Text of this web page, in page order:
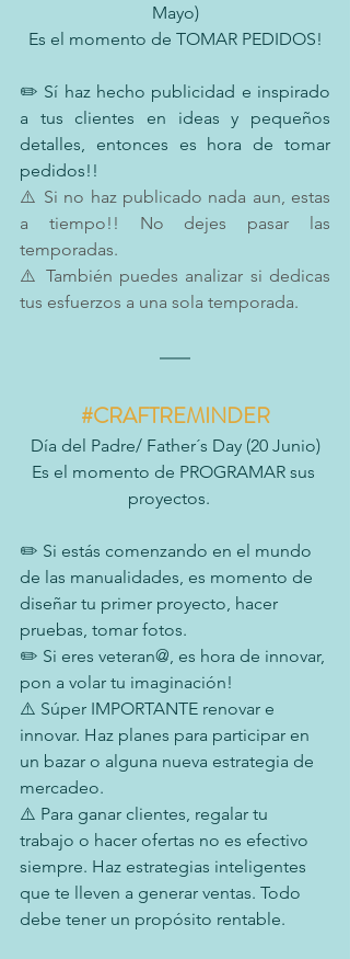
Mayo)
Es el momento de TOMAR PEDIDOS!
✏️ Sí haz hecho publicidad e inspirado
a tus clientes en ideas y pequeños
detalles, entonces es hora de tomar
pedidos!!
⚠️ Si no haz publicado nada aun, estas
a tiempo!! No dejes pasar las
temporadas.
⚠️ También puedes analizar si dedicas
tus esfuerzos a una sola temporada.
#CRAFTREMINDER
Día del Padre/ Father´s Day (20 Junio)
Es el momento de PROGRAMAR sus
proyectos.
✏️ Si estás comenzando en el mundo
de las manualidades, es momento de
diseñar tu primer proyecto, hacer
pruebas, tomar fotos.
✏️ Si eres veteran@, es hora de innovar,
pon a volar tu imaginación!
⚠️ Súper IMPORTANTE renovar e
innovar. Haz planes para participar en
un bazar o alguna nueva estrategia de
mercadeo.
⚠️ Para ganar clientes, regalar tu
trabajo o hacer ofertas no es efectivo
siempre. Haz estrategias inteligentes
que te lleven a generar ventas. Todo
debe tener un propósito rentable.